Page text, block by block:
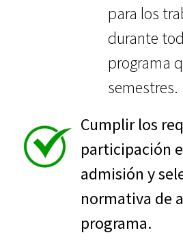
para los
durante
programa
semestres.
Cumplir los
participación
admisión y
normativa de
programa.